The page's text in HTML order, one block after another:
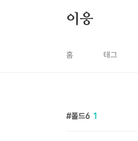
이응
홈 태그
폴드6 1